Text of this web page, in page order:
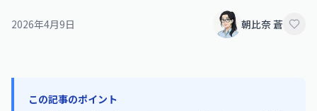
2026年4月9日 朝比奈 蒼
この記事のポイント